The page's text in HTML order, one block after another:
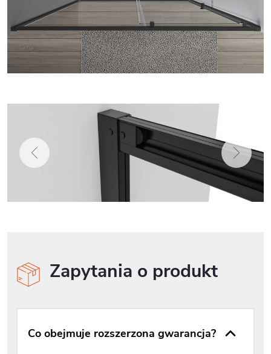
Zapytania o produkt
Co obejmuje rozszerzona gwarancja?